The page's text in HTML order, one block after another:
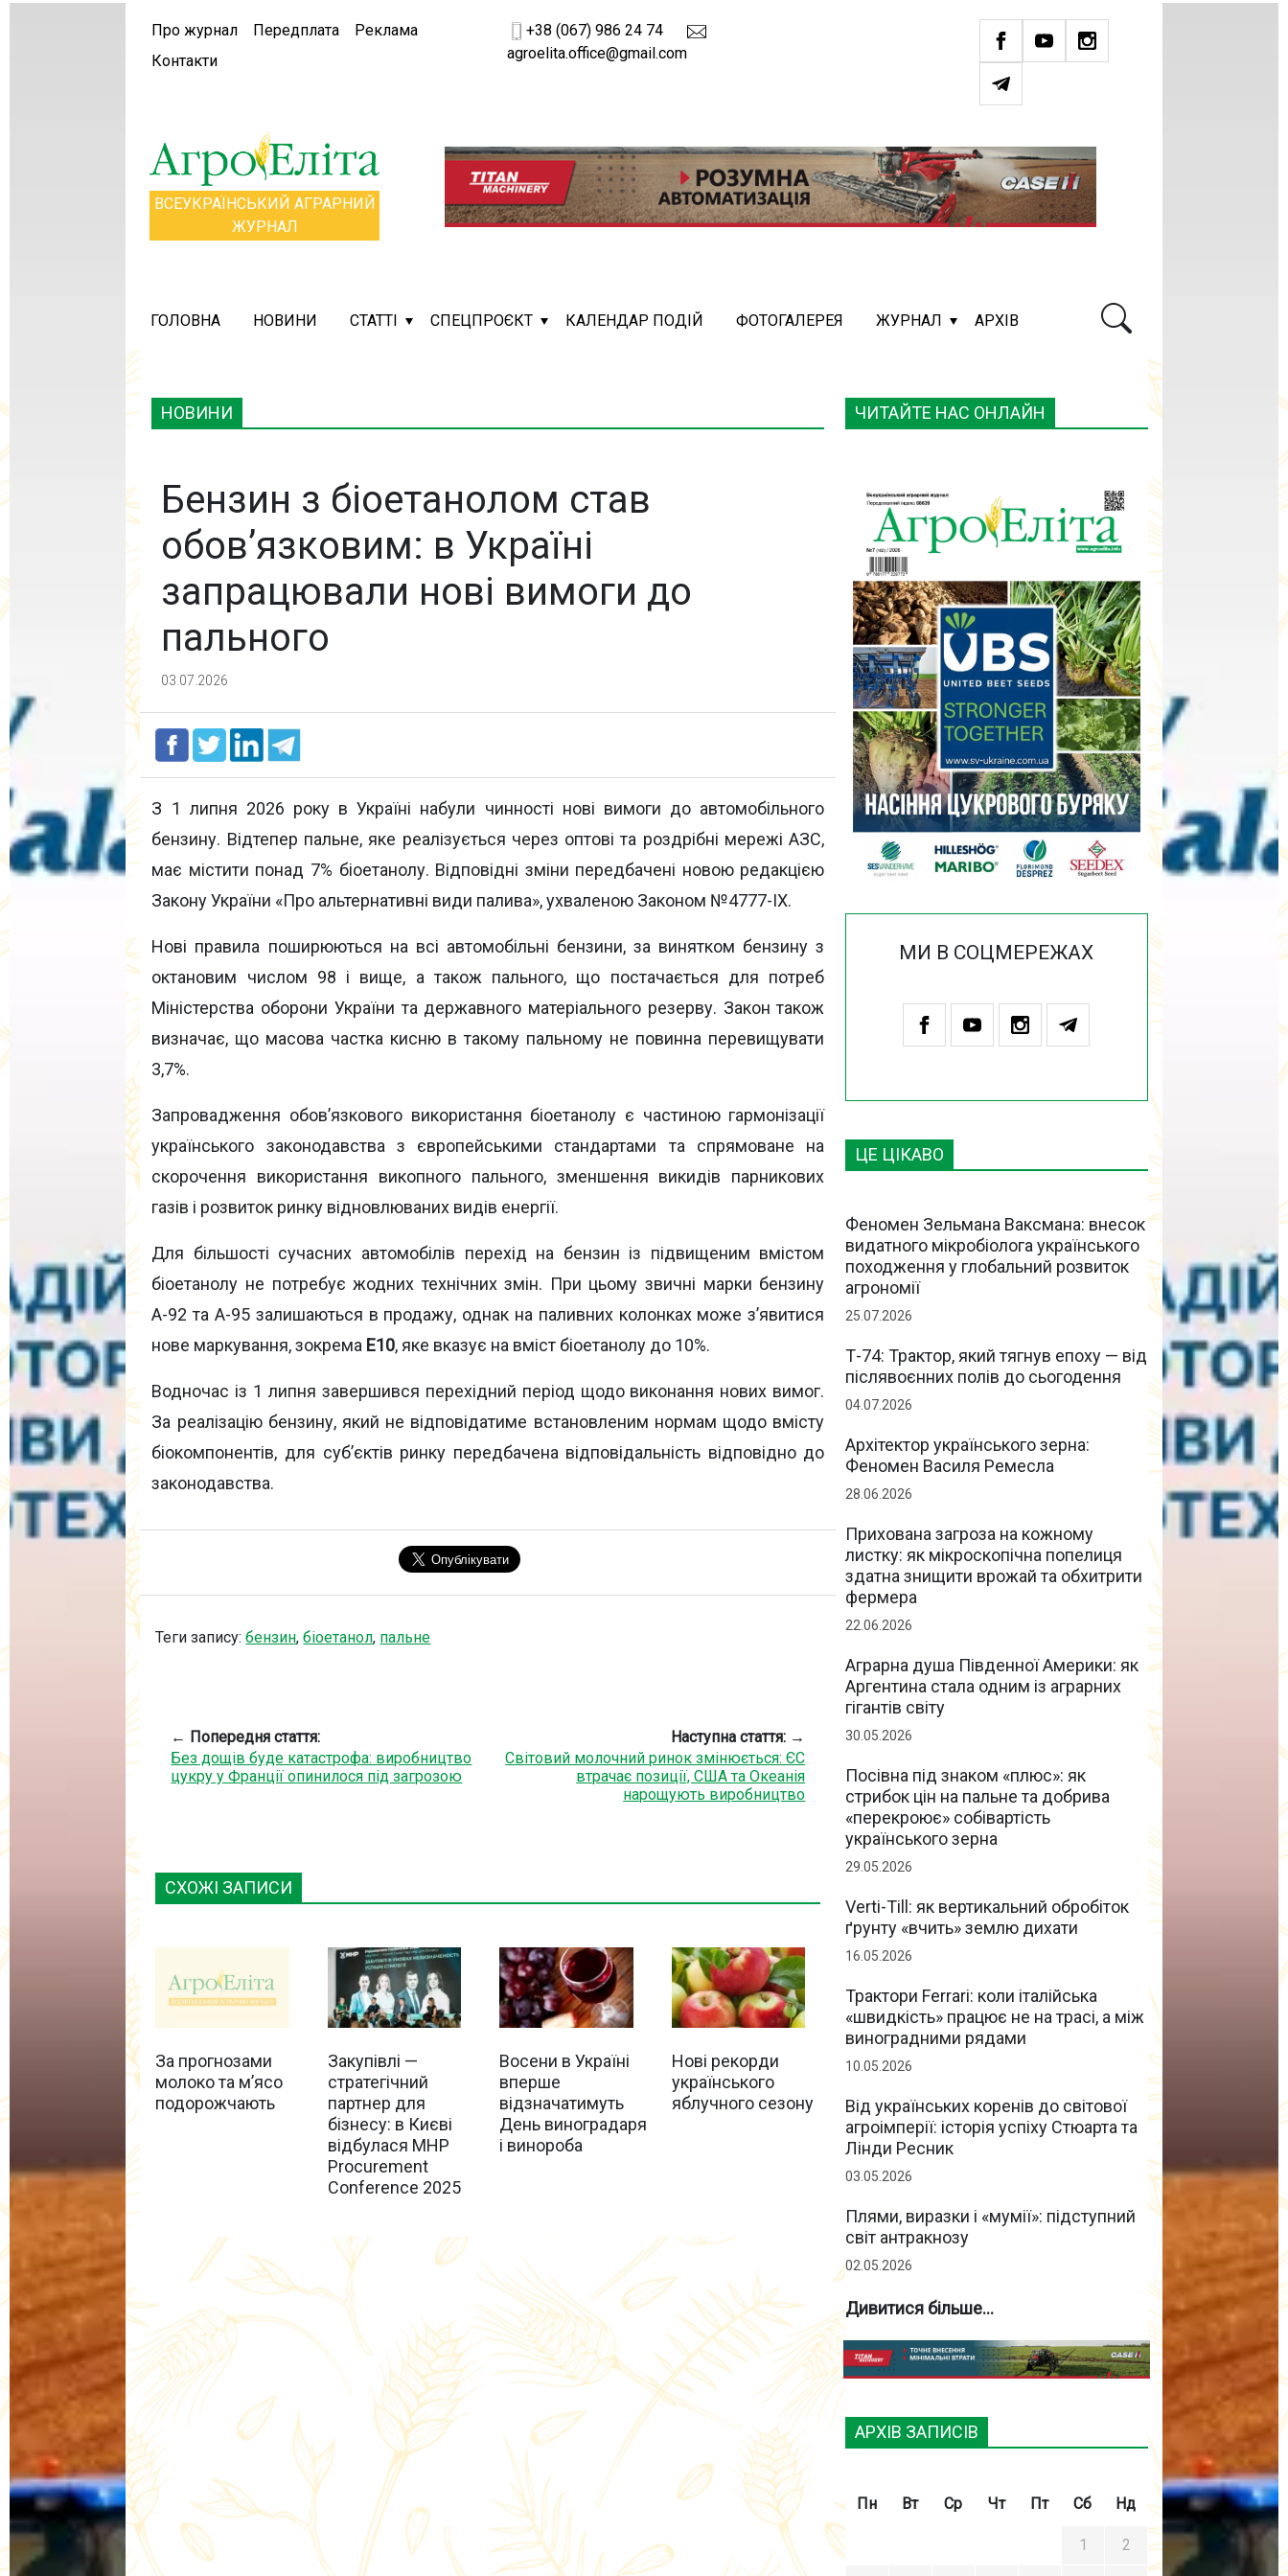
Про журнал Передплата
Реклама
Контакти
+38 (067) 986 24 74
agroelita.office@gmail.com
ВСЕУКРАЇНСЬКИЙ АГРАРНИЙ
ЖУРНАЛ
ГОЛОВНА НОВИНИ СТАТТІ СПЕЦПРОЄКТ КАЛЕНДАР ПОДІЙ ФОТОГАЛЕРЕЯ ЖУРНАЛ АРХІВ
ЧИТАЙТЕ НАС ОНЛАЙН
МИ В СОЦМЕРЕЖАХ
ЦЕ ЦІКАВО
Феномен Зельмана Ваксмана: внесок
видатного мікробіолога українського
походження у глобальний розвиток
агрономії
25.07.2026
Т-74: Трактор, який тягнув епоху — від
післявоєнних полів до сьогодення
04.07.2026
Архітектор українського зерна:
Феномен Василя Ремесла
28.06.2026
Прихована загроза на кожному
листку: як мікроскопічна попелиця
здатна знищити врожай та обхитрити
фермера
22.06.2026
Аграрна душа Південної Америки: як
Аргентина стала одним із аграрних
гігантів світу
30.05.2026
Посівна під знаком «плюс»: як
стрибок цін на пальне та добрива
«перекроює» собівартість
українського зерна
29.05.2026
Verti-Till: як вертикальний обробіток
ґрунту «вчить» землю дихати
16.05.2026
Трактори Ferrari: коли італійська
«швидкість» працює не на трасі, а між
виноградними рядами
10.05.2026
Від українських коренів до світової
агроімперії: історія успіху Стюарта та
Лінди Ресник
03.05.2026
Плями, виразки і «мумії»: підступний
світ антракнозу
02.05.2026
Дивитися більше...
АРХІВ ЗАПИСІВ
Пн Вт Ср Чт Пт Сб Нд
1 2
НОВИНИ
Бензин з біоетанолом став
обов’язковим: в Україні
запрацювали нові вимоги до
пального
03.07.2026
З 1 липня 2026 року в Україні набули чинності нові вимоги до автомобільного
бензину. Відтепер пальне, яке реалізується через оптові та роздрібні мережі АЗС,
має містити понад 7% біоетанолу. Відповідні зміни передбачені новою редакцією
Закону України «Про альтернативні види палива», ухваленою Законом №4777-IX.
Нові правила поширюються на всі автомобільні бензини, за винятком бензину з
октановим числом 98 і вище, а також пального, що постачається для потреб
Міністерства оборони України та державного матеріального резерву. Закон також
визначає, що масова частка кисню в такому пальному не повинна перевищувати
3,7%.
Запровадження обов’язкового використання біоетанолу є частиною гармонізації
українського законодавства з європейськими стандартами та спрямоване на
скорочення використання викопного пального, зменшення викидів парникових
газів і розвиток ринку відновлюваних видів енергії.
Для більшості сучасних автомобілів перехід на бензин із підвищеним вмістом
біоетанолу не потребує жодних технічних змін. При цьому звичні марки бензину
А-92 та А-95 залишаються в продажу, однак на паливних колонках може з’явитися
нове маркування, зокрема E10, яке вказує на вміст біоетанолу до 10%.
Водночас із 1 липня завершився перехідний період щодо виконання нових вимог.
За реалізацію бензину, який не відповідатиме встановленим нормам щодо вмісту
біокомпонентів, для суб’єктів ринку передбачена відповідальність відповідно до
законодавства.
Теги запису:бензин,біоетанол, пальне
← Попередня стаття:
Без дощів буде катастрофа: виробництво
цукру у Франції опинилося під загрозою
Наступна стаття: →
Світовий молочний ринок змінюється: ЄС
втрачає позиції, США та Океанія
нарощують виробництво
СХОЖІ ЗАПИСИ
За прогнозами
молоко та м’ясо
подорожчають
Закупівлі —
стратегічний
партнер для
бізнесу: в Києві
відбулася MHP
Procurement
Conference 2025
Восени в Україні
вперше
відзначатимуть
День виноградаря
і винороба
Нові рекорди
українського
яблучного сезону